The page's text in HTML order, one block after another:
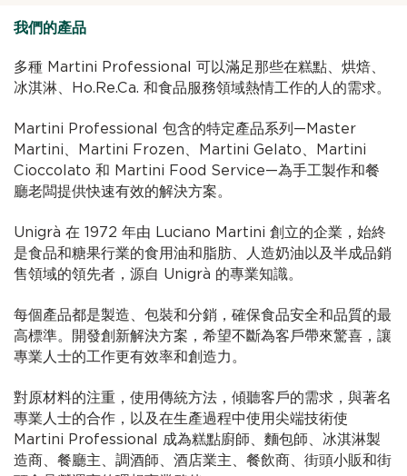
我們的產品
多種 Martini Professional 可以滿足那些在糕點、烘焙、
冰淇淋、Ho.Re.Ca. 和食品服務領域熱情工作的人的需求。
Martini Professional 包含的特定產品系列—Master
Martini、Martini Frozen、Martini Gelato、Martini
Cioccolato 和 Martini Food Service—為手工製作和餐
廳老闆提供快速有效的解決方案。
Unigrà 在 1972 年由 Luciano Martini 創立的企業，始終
是食品和糖果行業的食用油和脂肪、人造奶油以及半成品銷
售領域的領先者，源自 Unigrà 的專業知識。
每個產品都是製造、包裝和分銷，確保食品安全和品質的最
高標準。開發創新解決方案，希望不斷為客戶帶來驚喜，讓
專業人士的工作更有效率和創造力。
對原材料的注重，使用傳統方法，傾聽客戶的需求，與著名
專業人士的合作，以及在生產過程中使用尖端技術使
Martini Professional 成為糕點廚師、麵包師、冰淇淋製
造商、餐廳主、調酒師、酒店業主、餐飲商、街頭小販和街